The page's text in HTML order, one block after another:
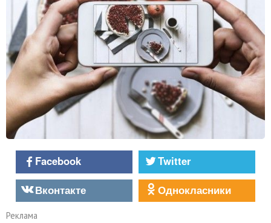
Facebook
Twitter
Вконтакте
Однокласники
Реклама